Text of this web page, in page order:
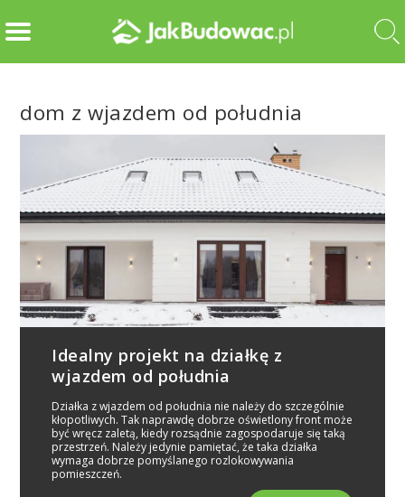
dom z wjazdem od południa
Idealny projekt na działkę z
wjazdem od południa
Działka z wjazdem od południa nie należy do szczególnie
kłopotliwych. Tak naprawdę dobrze oświetlony front może
być wręcz zaletą, kiedy rozsądnie zagospodaruje się taką
przestrzeń. Należy jedynie pamiętać, że taka działka
wymaga dobrze pomyślanego rozlokowywania
pomieszczeń.